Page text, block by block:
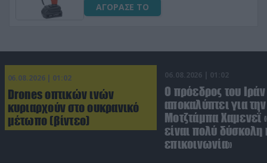
ΑΓΟΡΑΣΕ ΤΟ
06.08.2026 | 01:02
Drones οπτικών ινών
κυριαρχούν στο ουκρανικό
μέτωπο (βίντεο)
06.08.2026 | 01:02
Ο πρόεδρος του Ιράν
αποκαλύπτει για
Μοτζτάμπα Χαμενεΐ
είναι πολύ δύσκολη
επικοινωνία»